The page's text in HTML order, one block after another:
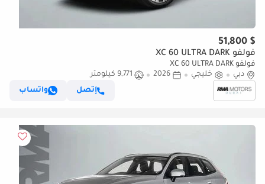
$ 51,800
فولفو XC 60 ULTRA DARK
فولفو XC 60 ULTRA DARK
دبي
خليجي 2026
9,771 كيلومتر
إتصل
واتساب